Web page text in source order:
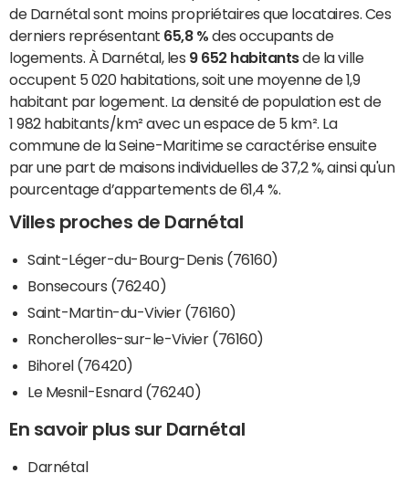
de Darnétal sont moins propriétaires que locataires. Ces
derniers représentant 65,8 % des occupants de
logements. À Darnétal, les 9 652 habitantsde la ville
occupent 5 020 habitations, soit une moyenne de 1,9
habitant par logement. La densité de population est de
1 982 habitants/km² avec un espace de 5 km². La
commune de la Seine-Maritime se caractérise ensuite
par une part de maisons individuelles de 37,2 %, ainsi qu'un
pourcentage d’appartements de 61,4 %.
Villes proches de Darnétal
Saint-Léger-du-Bourg-Denis (76160)
Bonsecours (76240)
Saint-Martin-du-Vivier (76160)
Roncherolles-sur-le-Vivier (76160)
Bihorel (76420)
Le Mesnil-Esnard (76240)
En savoir plus sur Darnétal
Darnétal